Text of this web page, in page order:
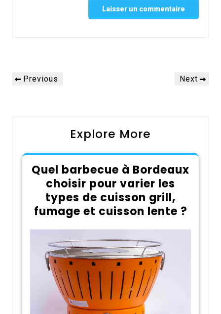
Navigation
dePrevious
Previous
Next
Next
Explore More
Quel barbecue à Bordeaux
choisir pour varier les
types de cuisson grill,
fumage et cuisson lente ?